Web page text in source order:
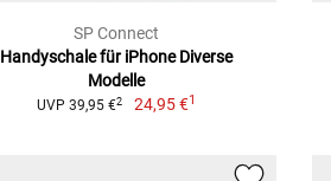
SP Connect
Handyschale für iPhone Diverse
Modelle
UVP 39,95 €2 24,95 €1